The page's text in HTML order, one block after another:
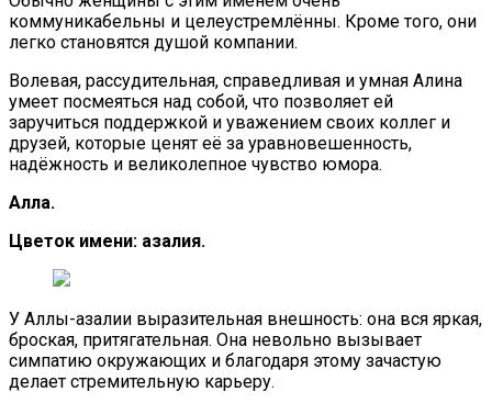
коммуникабельны и целеустремлённы. Кроме того, они
легко становятся душой компании.
Волевая, рассудительная, справедливая и умная Алина
умеет посмеяться над собой, что позволяет ей
заручиться поддержкой и уважением своих коллег и
друзей, которые ценят её за уравновешенность,
надёжность и великолепное чувство юмора.
Алла.
Цветок имени: азалия.
У Аллы-азалии выразительная внешность: она вся яркая,
броская, притягательная. Она невольно вызывает
симпатию окружающих и благодаря этому зачастую
делает стремительную карьеру.